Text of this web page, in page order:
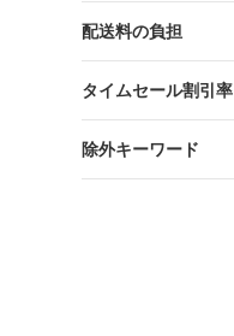
配送料の負担
タイムセール割引率
除外キーワード